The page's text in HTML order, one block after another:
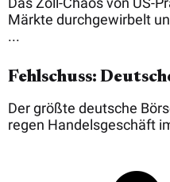
Märkte durchgewirbelt
...
Fehlschuss:
Der größte deutsche
regen Handelsgeschäft